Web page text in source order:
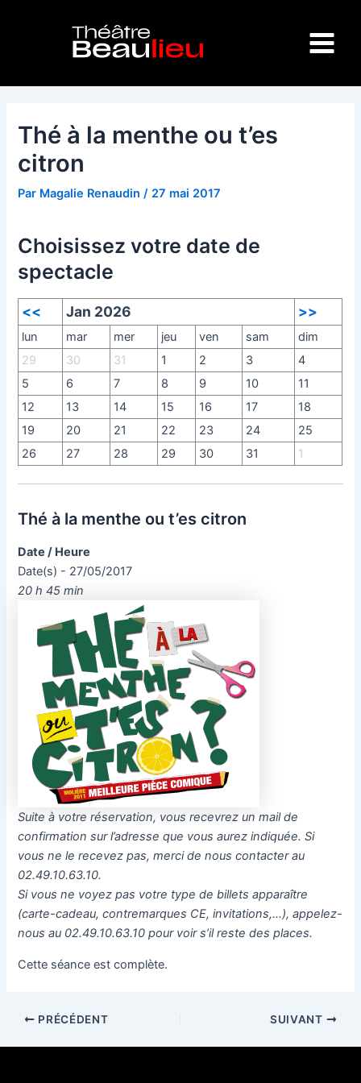
Menu
Thé à la menthe ou t’es
citron
Par Magalie Renaudin/ 27 mai 2017
Choisissez votre date de
spectacle
<< Jan 2026 >>
lun mar mer jeu ven sam
dim
29
30 31 1 2 3
4
5
6 7 8 9 10
11
12
13 14 15 16 17
18
19
20 21 22 23 24
25
26
27 28 29 30 31 1
Thé à la menthe ou t’es citron
Date / Heure
Date(s) - 27/05/2017
20 h 45 min
Suite à votre réservation, vous recevrez un mail de
confirmation sur l’adresse que vous aurez indiquée. Si
vous ne le recevez pas, merci de nous contacter au
02.49.10.63.10.
Si vous ne voyez pas votre type de billets apparaître
(carte-cadeau, contremarques CE, invitations,…), appelez-
nous au 02.49.10.63.10 pour voir s’il reste des places.
Cette séance est complète.
PRÉCÉDENT SUIVANT